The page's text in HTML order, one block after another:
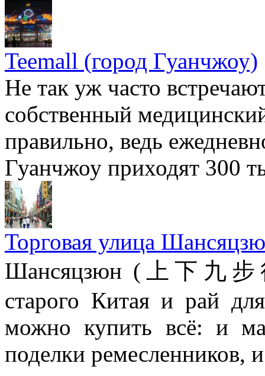
Teemall (город Гуанчжоу)
Не так уж часто
собственный
правильно, ведь
Гуанчжоу приходят 300
Торговая улица
Шансяцзюн (上下九步
старого Китая и рай
можно купить всё: и
поделки ремесленников,